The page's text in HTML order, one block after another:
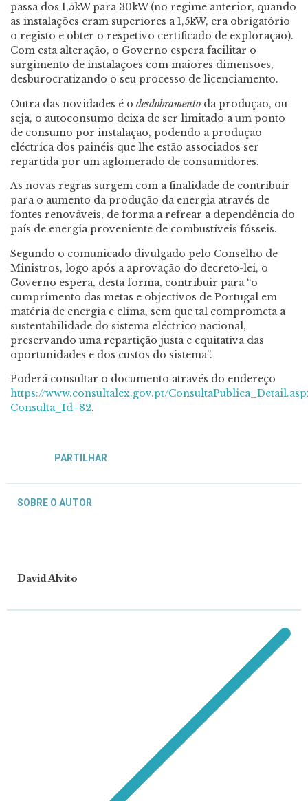
passa dos 1,5kW para 30kW (no regime anterior, quando
as instalações eram superiores a 1,5kW, era obrigatório
o registo e obter o respetivo certificado de exploração).
Com esta alteração, o Governo espera facilitar o
surgimento de instalações com maiores dimensões,
desburocratizando o seu processo de licenciamento.
Outra das novidades é o desdobramento da produção, ou
seja, o autoconsumo deixa de ser limitado a um ponto
de consumo por instalação, podendo a produção
eléctrica dos painéis que lhe estão associados ser
repartida por um aglomerado de consumidores.
As novas regras surgem com a finalidade de contribuir
para o aumento da produção da energia através de
fontes renováveis, de forma a refrear a dependência do
país de energia proveniente de combustíveis fósseis.
Segundo o comunicado divulgado pelo Conselho de
Ministros, logo após a aprovação do decreto-lei, o
Governo espera, desta forma, contribuir para “o
cumprimento das metas e objectivos de Portugal em
matéria de energia e clima, sem que tal comprometa a
sustentabilidade do sistema eléctrico nacional,
preservando uma repartição justa e equitativa das
oportunidades e dos custos do sistema”.
Poderá consultar o documento através do endereço
https://www.consultalex.gov.pt/
Consulta_Id=82.
PARTILHAR
SOBRE O AUTOR
David Alvito